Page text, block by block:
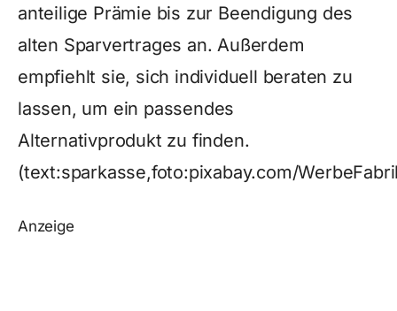
anteilige Prämie bis zur Beendigung des
alten Sparvertrages an. Außerdem
empfiehlt sie, sich individuell beraten zu
lassen, um ein passendes
Alternativprodukt zu finden.
(text:sparkasse,foto:pixabay.com/
Anzeige